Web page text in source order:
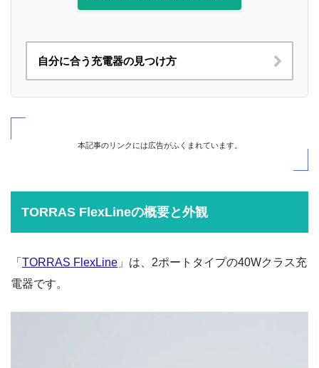
自分に合う充電器の見つけ方
本記事のリンクには広告がふくまれています。
TORRAS FlexLineの概要と外観
「 TORRAS FlexLine 」は、2ポートタイプの40Wクラス充
電器です。